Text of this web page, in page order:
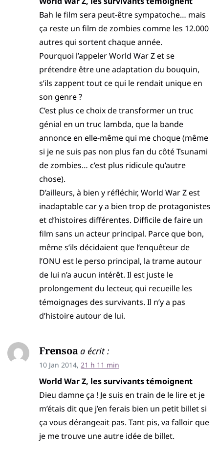
Bah le film sera peut-être sympatoche… mais
ça reste un film de zombies comme les 12.000
autres qui sortent chaque année.
Pourquoi l’appeler World War Z et se
prétendre être une adaptation du bouquin,
s’ils zappent tout ce qui le rendait unique en
son genre ?
C’est plus ce choix de transformer un truc
génial en un truc lambda, que la bande
annonce en elle-même qui me choque (même
si je ne suis pas non plus fan du côté Tsunami
de zombies… c’est plus ridicule qu’autre
chose).
D’ailleurs, à bien y réfléchir, World War Z est
inadaptable car y a bien trop de protagonistes
et d’histoires différentes. Difficile de faire un
film sans un acteur principal. Parce que bon,
même s’ils décidaient que l’enquêteur de
l’ONU est le perso principal, la trame autour
de lui n’a aucun intérêt. Il est juste le
prolongement du lecteur, qui recueille les
témoignages des survivants. Il n’y a pas
d’histoire autour de lui.
Frensoaa écrit :
10 Jan 2014, 21 h 11 min
World War Z, les survivants témoignent
Dieu damne ça ! Je suis en train de le lire et je
m’étais dit que j’en ferais bien un petit billet si
ça vous dérangeait pas. Tant pis, va falloir que
je me trouve une autre idée de billet.